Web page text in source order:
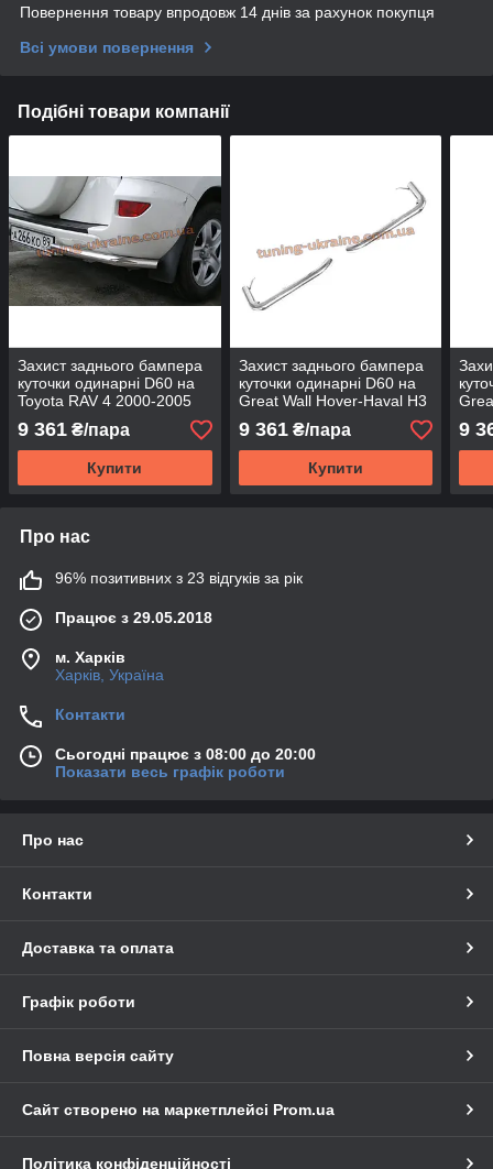
Повернення товару впродовж 14 днів за рахунок покупця
Всі умови повернення
Подібні товари компанії
Захист заднього бампера
куточки одинарні D60 на
Toyota RAV 4 2000-2005
9 361 ₴/пара
Купити
Захист заднього бампера
куточки одинарні D60 на
Great Wall Hover-Haval H3
2010
9 361₴/пара
Купити
9
Про нас
96% позитивних з 23 відгуків за рік
Працює з 29.05.2018
м. Харків
Харків, Україна
Контакти
Сьогодні працює з 08:00 до 20:00
Показати весь графік роботи
Про нас
Контакти
Доставка та оплата
Графік роботи
Повна версія сайту
Сайт створено на маркетплейсі Prom.ua
Політика конфіденційності